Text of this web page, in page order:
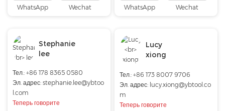
WhatsApp Wechat WhatsApp Wechat
Stephanie
lee
Тел.: +86 178 8365 0580
Эл. адрес: stephanie.lee@ybtoo
l.com
Теперь говорите
Lucy
xiong
Тел.:+86 173 8007 9706
Эл. адрес: lucy.xiong@ybtool.co
m
Теперь говорите